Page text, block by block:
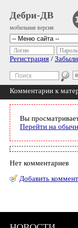
Дебри-ДВ
мобильная версия
Логин Пароль
Регистрация /
Комментарии к
Вы
Перейти на
Нет комментариев
Добавить